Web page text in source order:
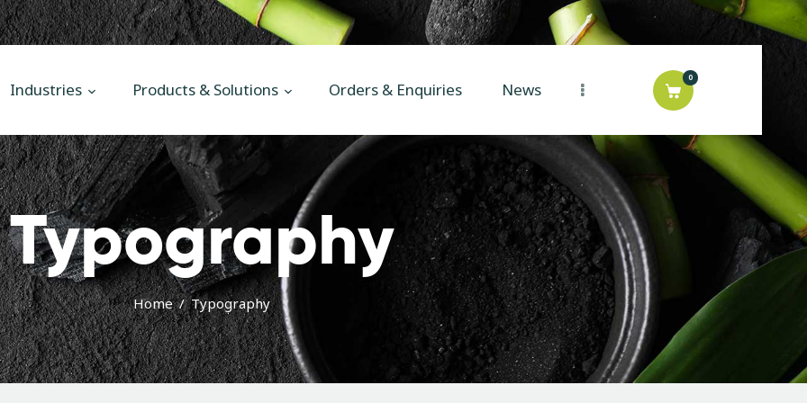
Industries Products & Solutions Orders & Enquiries News
0
Typography
Home Typography
Main
Orders & Enquiries
News
Contact Us